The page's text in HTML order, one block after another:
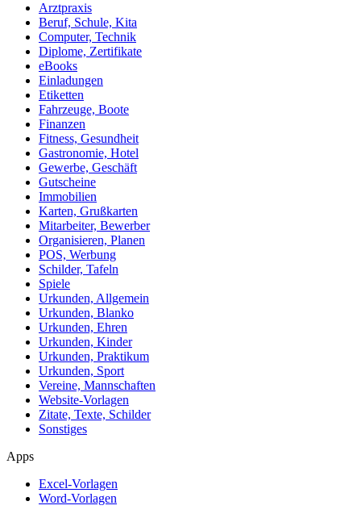
Arztpraxis
Beruf, Schule, Kita
Computer, Technik
Diplome, Zertifikate
eBooks
Einladungen
Etiketten
Fahrzeuge, Boote
Finanzen
Fitness, Gesundheit
Gastronomie, Hotel
Gewerbe, Geschäft
Gutscheine
Immobilien
Karten, Grußkarten
Mitarbeiter, Bewerber
Organisieren, Planen
POS, Werbung
Schilder, Tafeln
Spiele
Urkunden, Allgemein
Urkunden, Blanko
Urkunden, Ehren
Urkunden, Kinder
Urkunden, Praktikum
Urkunden, Sport
Vereine, Mannschaften
Website-Vorlagen
Zitate, Texte, Schilder
Sonstiges
Apps
Excel-Vorlagen
Word-Vorlagen